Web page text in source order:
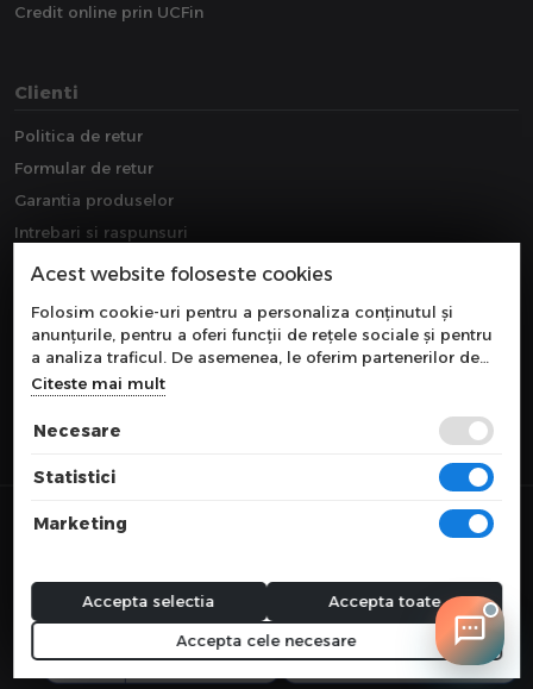
Credit online prin UCFin
Clienti
Politica de retur
Formular de retur
Garantia produselor
Intrebari si raspunsuri
Downloads
webdesign by
Acest website foloseste cookies
Folosim cookie-uri pentru a personaliza conținutul și
anunțurile, pentru a oferi funcții de rețele sociale și pentru
a analiza traficul. De asemenea, le oferim partenerilor de
rețele sociale, de publicitate și de analize informații cu
privire la modul în care folosiți site-ul nostru. Aceștia le
pot combina cu alte informații oferite de dvs. sau culese în
Citeste mai mult
Necesare
Statistici
Marketing
Accepta cele necesare
Accepta selectia Accepta toate